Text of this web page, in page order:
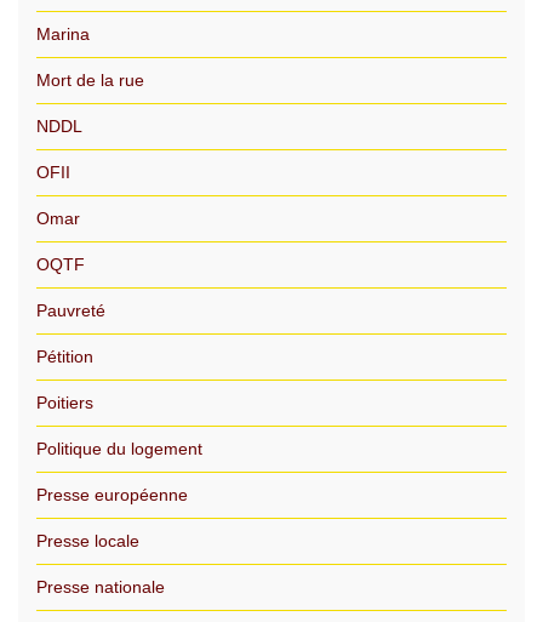
Marina
Mort de la rue
NDDL
OFII
Omar
OQTF
Pauvreté
Pétition
Poitiers
Politique du logement
Presse européenne
Presse locale
Presse nationale